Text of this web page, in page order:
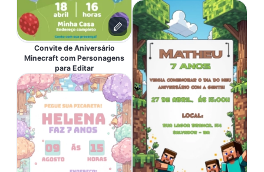
Convite de Aniversário
Minecraft com Personagens
para Editar